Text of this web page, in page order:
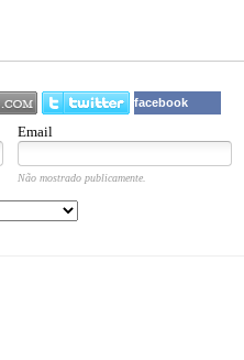
facebook
Email
Não mostrado publicamente.